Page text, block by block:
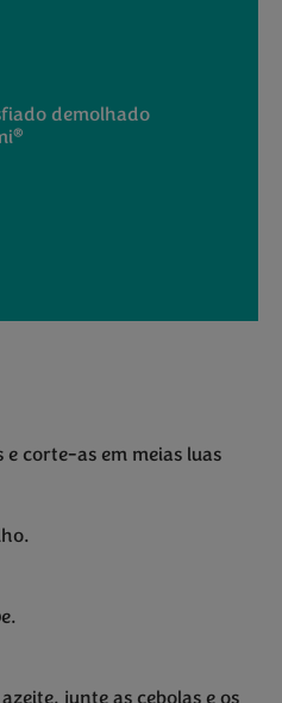
demolhado
®
e corte-as em meias luas